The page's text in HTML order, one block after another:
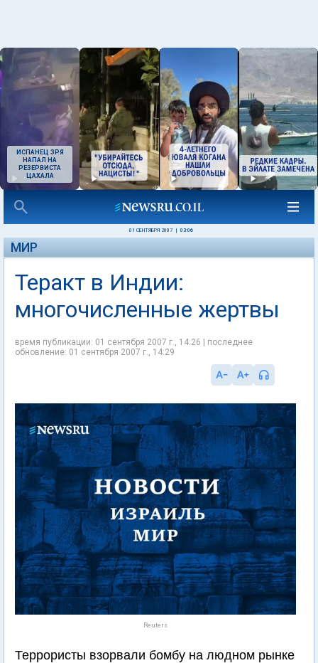
ИСПАНЕЦ ЗРЯ
НАПАЛ НА
РЕЗЕРВИСТА
ЦАХАЛА
01 СЕНТЯБРЯ 2007 03:06
МИР
Теракт в Индии:
многочисленные жертвы
время публикации: 01 сентября 2007 г., 14:26 | последнее
обновление: 01 сентября 2007 г., 14:29
Reuters
Террористы взорвали бомбу на людном рынке